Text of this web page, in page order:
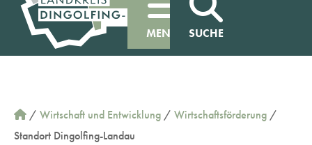
MENÜ SUCHE
/ Wirtschaft und Entwicklung / Wirtschaftsförderung /
Standort Dingolfing-Landau